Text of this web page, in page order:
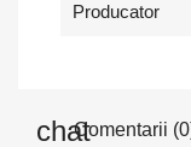
Producator
Comentarii